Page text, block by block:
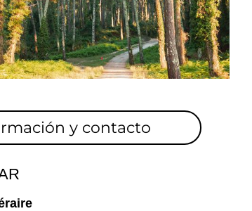
y contacto